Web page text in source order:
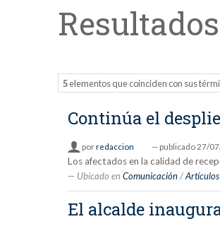
5elementos que coinciden con sus
Continúa el
porredaccion — publicado27/
Los afectados en la calidad de
Ubicado en Comunicación /Artículos
El alcalde